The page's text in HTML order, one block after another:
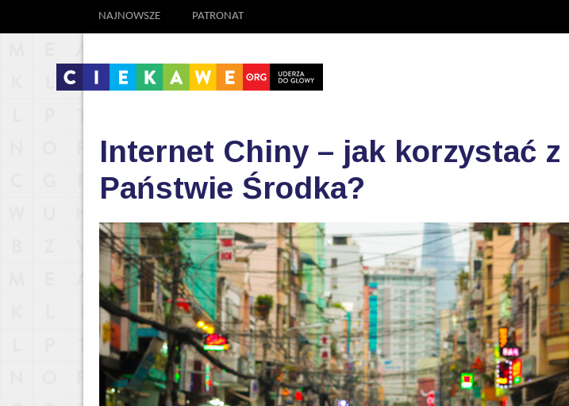
NAJNOWSZE PATRONAT
Internet Chiny – jak korzystać
Państwie Środka?